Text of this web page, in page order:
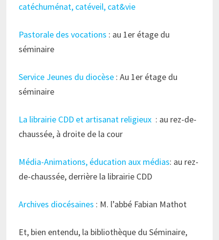
catéchuménat, catéveil, cat&vie
Pastorale des vocations : au 1er étage du
séminaire
Service Jeunes du diocèse: Au 1er étage du
séminaire
La librairie CDD et artisanat religieux: au rez-de-
chaussée, à droite de la cour
Média-Animations, éducation aux médias: au rez-
de-chaussée, derrière la librairie CDD
Archives diocésaines : M. l’abbé Fabian Mathot
Et, bien entendu, la bibliothèque du Séminaire,